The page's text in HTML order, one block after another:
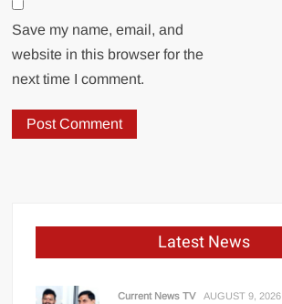
Save my name, email, and
website in this browser for the
next time I comment.
Latest News
Current News TV AUGUST 9, 2026